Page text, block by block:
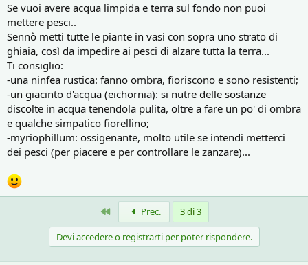
Se vuoi avere acqua limpida e terra sul fondo non puoi
mettere pesci..
Sennò metti tutte le piante in vasi con sopra uno strato di
ghiaia, così da impedire ai pesci di alzare tutta la terra...
Ti consiglio:
-una ninfea rustica: fanno ombra, fioriscono e sono resistenti;
-un giacinto d'acqua (eichornia): si nutre delle sostanze
discolte in acqua tenendola pulita, oltre a fare un po' di ombra
e qualche simpatico fiorellino;
-myriophillum: ossigenante, molto utile se intendi metterci
dei pesci (per piacere e per controllare le zanzare)...
Primo Prec. 3 di 3
Devi accedere o registrarti per poter rispondere.